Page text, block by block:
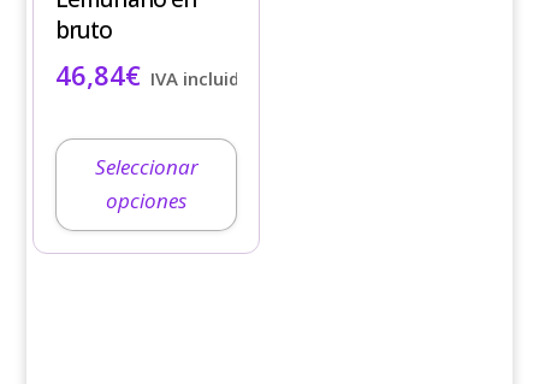
bruto
46,84€ IVA incluido
Seleccionar
opciones
se
pueden
elegir
página
producto